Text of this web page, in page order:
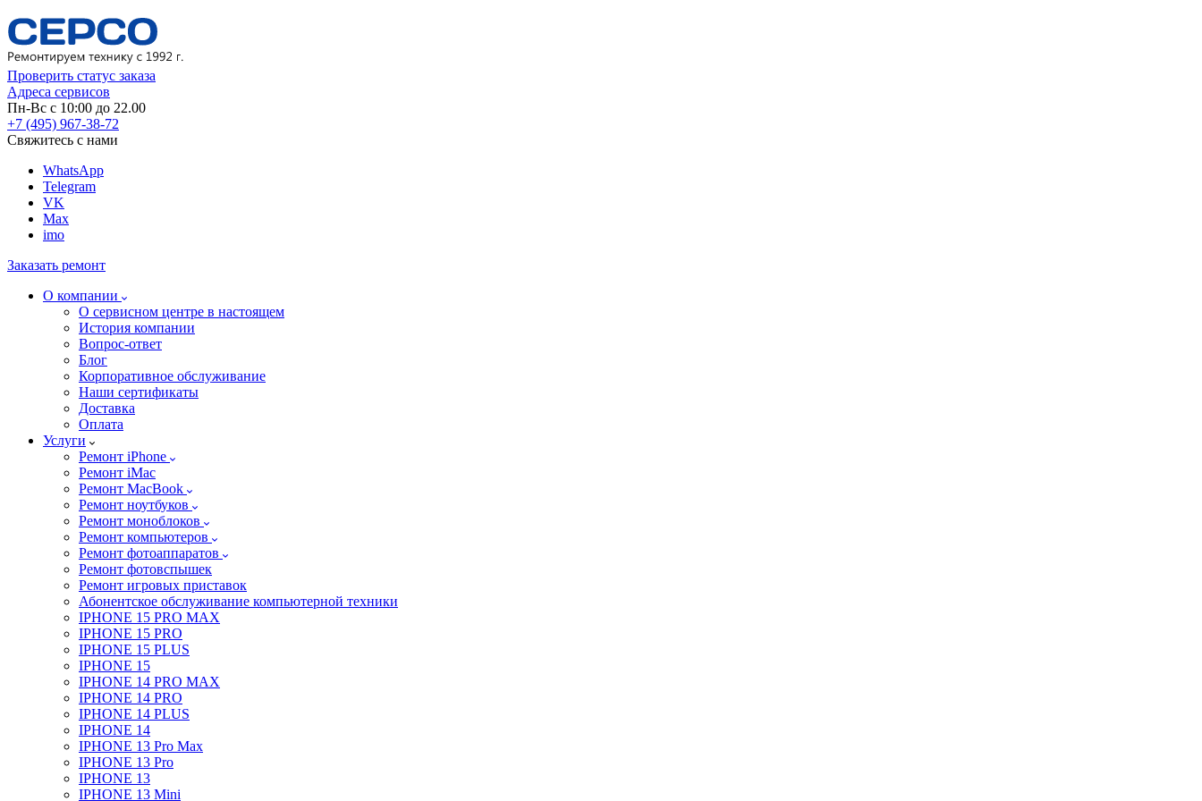
Проверить статус заказа
Адреса сервисов
Пн-Вс с 10:00 до 22.00
+7 (495) 967-38-72
Свяжитесь с нами
WhatsApp
Telegram
VK
Max
imo
Заказать ремонт
О компании
О сервисном центре в настоящем
История компании
Вопрос-ответ
Блог
Корпоративное обслуживание
Наши сертификаты
Доставка
Оплата
Услуги
Ремонт iPhone
Ремонт iMac
Ремонт MacBook
Ремонт ноутбуков
Ремонт моноблоков
Ремонт компьютеров
Ремонт фотоаппаратов
Ремонт фотовспышек
Ремонт игровых приставок
Абонентское обслуживание компьютерной техники
IPHONE 15 PRO MAX
IPHONE 15 PRO
IPHONE 15 PLUS
IPHONE 15
IPHONE 14 PRO MAX
IPHONE 14 PRO
IPHONE 14 PLUS
IPHONE 14
IPHONE 13 Pro Max
IPHONE 13 Pro
IPHONE 13
IPHONE 13 Mini